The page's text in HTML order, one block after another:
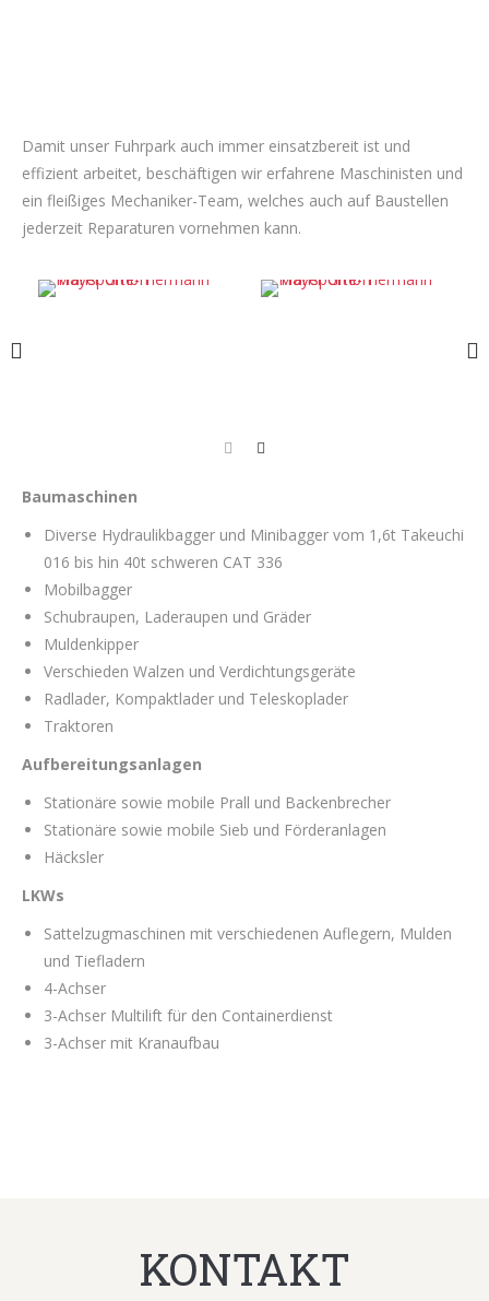
Damit unser Fuhrpark auch immer einsatzbereit ist und
effizient arbeitet, beschäftigen wir erfahrene Maschinisten und
ein fleißiges Mechaniker-Team, welches auch auf Baustellen
jederzeit Reparaturen vornehmen kann.
Baumaschinen
Diverse Hydraulikbagger und Minibagger vom 1,6t Takeuchi
016 bis hin 40t schweren CAT 336
Mobilbagger
Schubraupen, Laderaupen und Gräder
Muldenkipper
Verschieden Walzen und Verdichtungsgeräte
Radlader, Kompaktlader und Teleskoplader
Traktoren
Aufbereitungsanlagen
Stationäre sowie mobile Prall und Backenbrecher
Stationäre sowie mobile Sieb und Förderanlagen
Häcksler
LKWs
Sattelzugmaschinen mit verschiedenen Auflegern, Mulden
und Tiefladern
4-Achser
3-Achser Multilift für den Containerdienst
3-Achser mit Kranaufbau
KONTAKT